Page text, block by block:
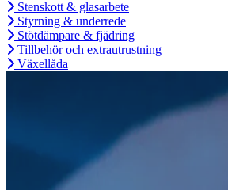
Stenskott & glasarbete
Styrning & underrede
Stötdämpare & fjädring
Tillbehör och extrautrustning
Växellåda